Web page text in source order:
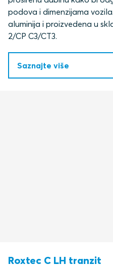
podova i dimenzijama
aluminija i proizvedena u
2/CP C3/CT3.
Saznajte više
Roxtec C LH tranzit